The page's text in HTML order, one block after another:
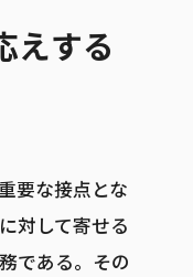
えする
要な接点とな
対して寄せる
である。その